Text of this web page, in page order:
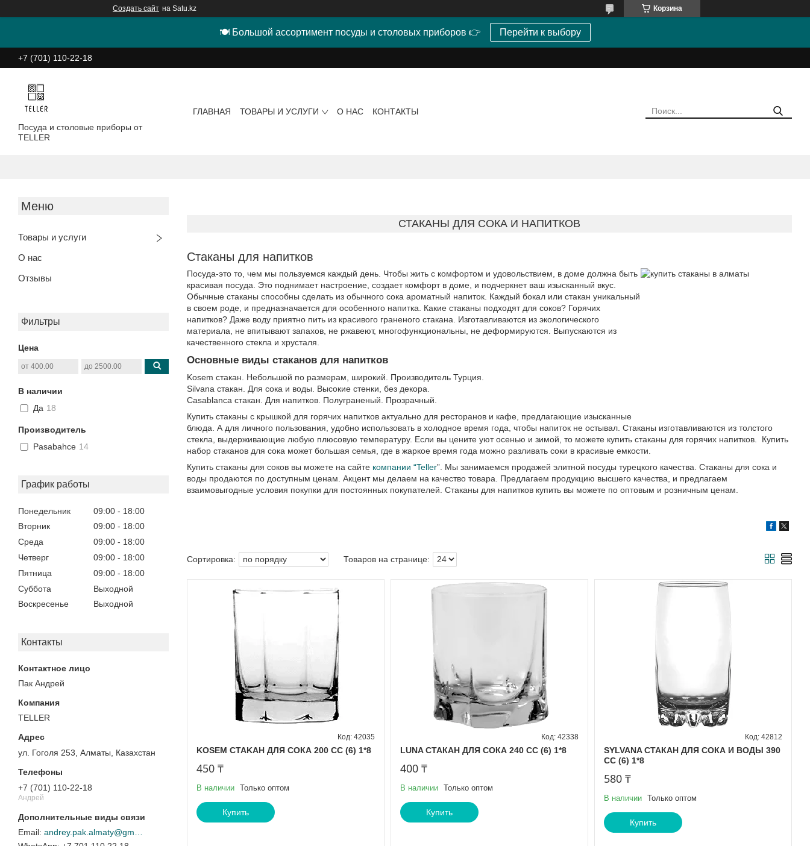
Создать сайт на Satu.kz Корзина
🍽 Большой ассортимент посуды и столовых приборов 👉 Перейти к выбору
+7 (701) 110-22-18
Посуда и столовые приборы от
TELLER
ГЛАВНАЯ ТОВАРЫ И УСЛУГИ О НАС КОНТАКТЫ
Товары и услуги
О нас
Отзывы
Фильтры
Цена
В наличии
Да 18
Производитель
Pasabahce 14
График работы
Понедельник 09:00
18:00
Вторник
09:00
18:00
Среда
09:00
18:00
Четверг
09:00
18:00
Пятница
09:00
18:00
Суббота
Выходной
Воскресенье
Выходной
Контакты
Пак Андрей
TELLER
ул. Гоголя 253, Алматы, Казахстан
+7 (701) 110-22-18
Андрей
СТАКАНЫ ДЛЯ СОКА И НАПИТКОВ
Стаканы для напитков
Посуда-это то, чем мы пользуемся каждый день. Чтобы жить с комфортом и удовольствием, в доме должна быть
красивая посуда. Это поднимает настроение, создает комфорт в доме, и подчеркнет ваш изысканный вкус.
Обычные стаканы способны сделать из обычного сока ароматный напиток. Каждый бокал или стакан уникальный
в своем роде, и предназначается для особенного напитка. Какие стаканы подходят для соков? Горячих
напитков? Даже воду приятно пить из красивого граненого стакана. Изготавливаются из экологического
материала, не впитывают запахов, не ржавеют, многофункциональны, не деформируются. Выпускаются из
качественного стекла и хрусталя.
Основные виды стаканов для напитков
Kosem стакан. Небольшой по размерам, широкий. Производитель Турция.
Silvana стакан. Для сока и воды. Высокие стенки, без декора.
Casablanca стакан. Для напитков. Полуграненый. Прозрачный.
Купить стаканы с крышкой для горячих напитков актуально для ресторанов и кафе, предлагающие изысканные
блюда. А для личного пользования, удобно использовать в холодное время года, чтобы напиток не остывал. Стаканы изготавливаются из толстого
стекла, выдерживающие любую плюсовую температуру. Если вы цените уют осенью и зимой, то можете купить стаканы для горячих напитков. Купить
набор стаканов для сока может большая семья, где в жаркое время года можно разливать соки в красивые емкости.
Купить стаканы для соков вы можете на сайте компании “Teller”. Мы занимаемся продажей элитной посуды турецкого качества. Стаканы для сока и
воды продаются по доступным ценам. Акцент мы делаем на качество товара. Предлагаем продукцию высшего качества, и предлагаем
взаимовыгодные условия покупки для постоянных покупателей. Стаканы для напитков купить вы можете по оптовым и розничным ценам.
KOSEM CTAKAH ДЛЯ СОКА 200 СС (6) 1*8
42035
450 ₸
В наличии Только оптом
Купить
LUNA СТАКАН ДЛЯ СОКА 240 CC (6) 1*8
42338
400 ₸
В наличии Только оптом
Купить
SYLVANA СТАКАН ДЛЯ СОКА И ВОДЫ 390
CC (6) 1*8
42812
580 ₸
В наличии Только оптом
Купить